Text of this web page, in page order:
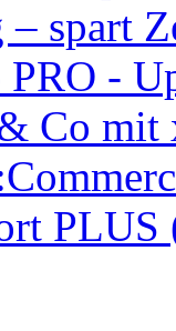
– spart
PRO -
Co